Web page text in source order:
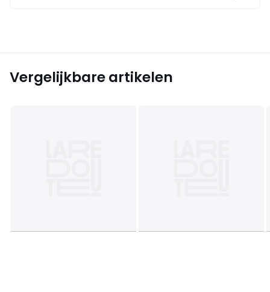
Vergelijkbare artikelen